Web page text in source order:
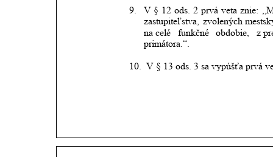
9. V § 12 ods. 2 prvá veta znie:
zastupiteľstva,
zvolených
na celé
funkčné obdobie,
z
primátora.“.
10. V § 13 ods. 3 sa vypúšťa prvá